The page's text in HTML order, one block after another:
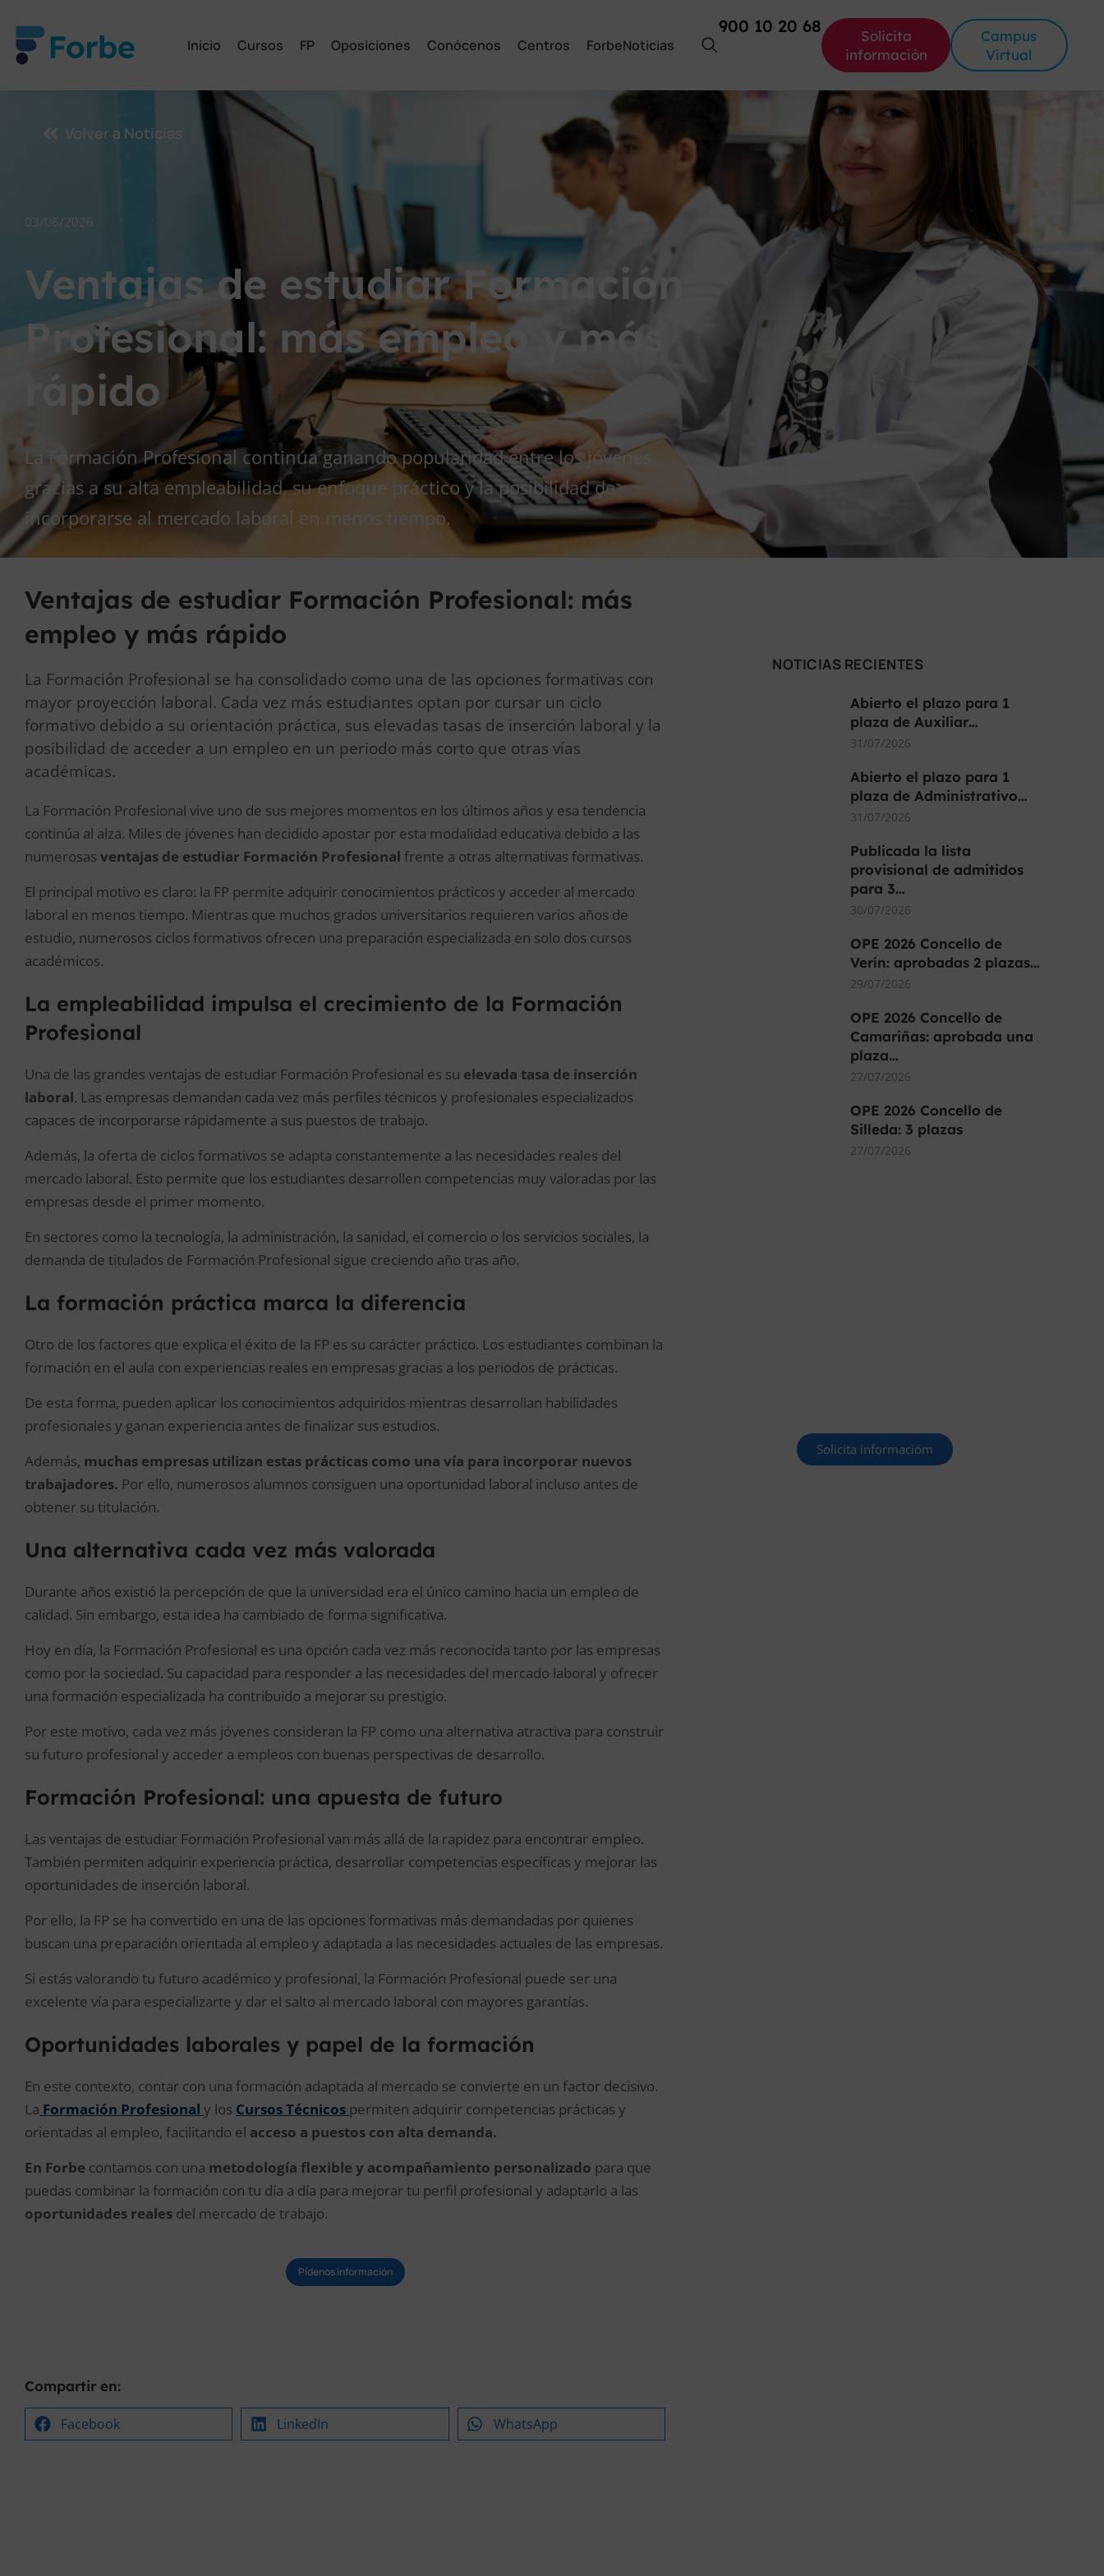
Inicio Cursos FP Oposiciones Conócenos Centros ForbeNoticias
900 10 20 68
Solicita
información
Campus
Virtual
Volver a Noticias
03/06/2026
Ventajas de estudiar Formación
Profesional: más empleo y más
rápido
La Formación Profesional continúa ganando popularidad entre los jóvenes
gracias a su alta empleabilidad, su enfoque práctico y la posibilidad de
incorporarse al mercado laboral en menos tiempo.
Ventajas de estudiar Formación Profesional: más
empleo y más rápido
La Formación Profesional se ha consolidado como una de las opciones formativas con
mayor proyección laboral. Cada vez más estudiantes optan por cursar un ciclo
formativo debido a su orientación práctica, sus elevadas tasas de inserción laboral y la
posibilidad de acceder a un empleo en un periodo más corto que otras vías
académicas.
La Formación Profesional vive uno de sus mejores momentos en los últimos años y esa tendencia
continúa al alza. Miles de jóvenes han decidido apostar por esta modalidad educativa debido a las
numerosas ventajas de estudiar Formación Profesional frente a otras alternativas formativas.
El principal motivo es claro: la FP permite adquirir conocimientos prácticos y acceder al mercado
laboral en menos tiempo. Mientras que muchos grados universitarios requieren varios años de
estudio, numerosos ciclos formativos ofrecen una preparación especializada en solo dos cursos
académicos.
La empleabilidad impulsa el crecimiento de la Formación
Profesional
Una de las grandes ventajas de estudiar Formación Profesional es su elevada tasa de inserción
laboral. Las empresas demandan cada vez más perfiles técnicos y profesionales especializados
capaces de incorporarse rápidamente a sus puestos de trabajo.
Además, la oferta de ciclos formativos se adapta constantemente a las necesidades reales del
mercado laboral. Esto permite que los estudiantes desarrollen competencias muy valoradas por las
empresas desde el primer momento.
En sectores como la tecnología, la administración, la sanidad, el comercio o los servicios sociales, la
demanda de titulados de Formación Profesional sigue creciendo año tras año.
La formación práctica marca la diferencia
Otro de los factores que explica el éxito de la FP es su carácter práctico. Los estudiantes combinan la
formación en el aula con experiencias reales en empresas gracias a los periodos de prácticas.
De esta forma, pueden aplicar los conocimientos adquiridos mientras desarrollan habilidades
profesionales y ganan experiencia antes de finalizar sus estudios.
Además, muchas empresas utilizan estas prácticas como una vía para incorporar nuevos
trabajadores. Por ello, numerosos alumnos consiguen una oportunidad laboral incluso antes de
obtener su titulación.
Una alternativa cada vez más valorada
Durante años existió la percepción de que la universidad era el único camino hacia un empleo de
calidad. Sin embargo, esta idea ha cambiado de forma significativa.
Hoy en día, la Formación Profesional es una opción cada vez más reconocida tanto por las empresas
como por la sociedad. Su capacidad para responder a las necesidades del mercado laboral y ofrecer
una formación especializada ha contribuido a mejorar su prestigio.
Por este motivo, cada vez más jóvenes consideran la FP como una alternativa atractiva para construir
su futuro profesional y acceder a empleos con buenas perspectivas de desarrollo.
Formación Profesional: una apuesta de futuro
Las ventajas de estudiar Formación Profesional van más allá de la rapidez para encontrar empleo.
También permiten adquirir experiencia práctica, desarrollar competencias específicas y mejorar las
oportunidades de inserción laboral.
Por ello, la FP se ha convertido en una de las opciones formativas más demandadas por quienes
buscan una preparación orientada al empleo y adaptada a las necesidades actuales de las empresas.
Si estás valorando tu futuro académico y profesional, la Formación Profesional puede ser una
excelente vía para especializarte y dar el salto al mercado laboral con mayores garantías.
Oportunidades laborales y papel de la formación
En este contexto, contar con una formación adaptada al mercado se convierte en un factor decisivo.
La Formación Profesional y los Cursos Técnicos permiten adquirir competencias prácticas y
orientadas al empleo, facilitando el acceso a puestos con alta demanda.
En Forbe contamos con una metodología flexible y acompañamiento personalizado para que
puedas combinar la formación con tu día a día para mejorar tu perfil profesional y adaptarlo a las
oportunidades reales del mercado de trabajo.
Pídenos información
Compartir en:
Facebook LinkedIn WhatsApp
NOTICIAS RECIENTES
Abierto el plazo para 1
plaza de Auxiliar…
31/07/2026
Abierto el plazo para 1
plaza de Administrativo…
31/07/2026
Publicada la lista
provisional de admitidos
para 3…
30/07/2026
OPE 2026 Concello de
Verín: aprobadas 2 plazas…
29/07/2026
OPE 2026 Concello de
Camariñas: aprobada una
plaza…
27/07/2026
OPE 2026 Concello de
Silleda: 3 plazas
27/07/2026
Solicita informacióm